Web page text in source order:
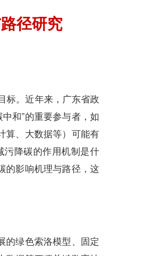
径研究
。近年来，广东省政
和”的重要参与者，如
算、大数据等）可能有
降碳的作用机制是什
的影响机理与路径，这
绿色索洛模型、固定